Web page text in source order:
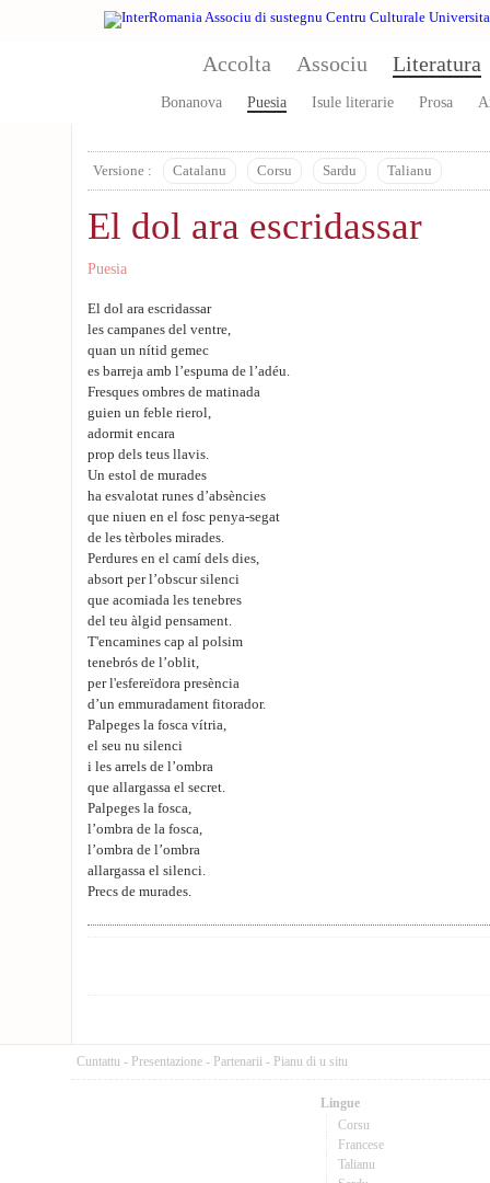
Accolta Associu Literatura
Bonanova Puesia Isule literarie Prosa
Versione : Catalanu Corsu Sardu Talianu
El dol ara escridassar
Puesia
El dol ara escridassar
les campanes del ventre,
quan un nítid gemec
es barreja amb l’espuma de l’adéu.
Fresques ombres de matinada
guien un feble rierol,
adormit encara
prop dels teus llavis.
Un estol de murades
ha esvalotat runes d’absències
que niuen en el fosc penya-segat
de les tèrboles mirades.
Perdures en el camí dels dies,
absort per l’obscur silenci
que acomiada les tenebres
del teu àlgid pensament.
T'encamines cap al polsim
tenebrós de l’oblit,
per l'esfereïdora presència
d’un emmuradament fitorador.
Palpeges la fosca vítria,
el seu nu silenci
i les arrels de l’ombra
que allargassa el secret.
Palpeges la fosca,
l’ombra de la fosca,
l’ombra de l’ombra
allargassa el silenci.
Precs de murades.
Cuntattu - Presentazione - Partenarii - Pianu di u situ
Lingue
Corsu
Francese
Talianu